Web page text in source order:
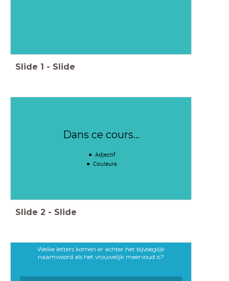
Slide 1 - Slide
Dans ce cours...
Adjectif
Couleurs
Slide 2 - Slide
Welke letters komen er achter het bijvoeglijk
naamwoord als het vrouwelijk meervoud is?